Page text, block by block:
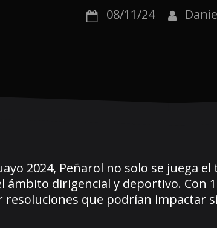
08/11/24
2024, Peñarol no solo se juega
ámbito dirigencial y deportivo. Con
que podrían impactar